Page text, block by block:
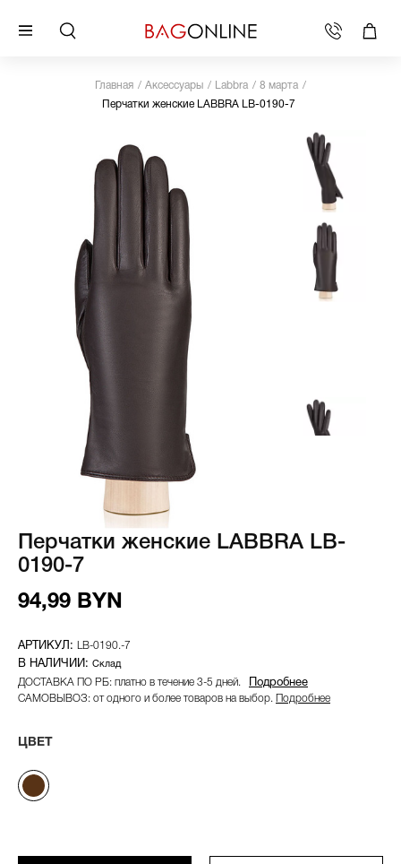
Главная Аксессуары Labbra
8 марта
Перчатки женские LABBRA LB-0190-7
Перчатки женские LABBRA LB-
0190-7
94,99 BYN
LB-0190.-7
Склад
ДОСТАВКА ПО РБ: платно в течение 3-5 дней. Подробнее
САМОВЫВОЗ: от одного и более товаров на выбор. Подробнее
ЦВЕТ